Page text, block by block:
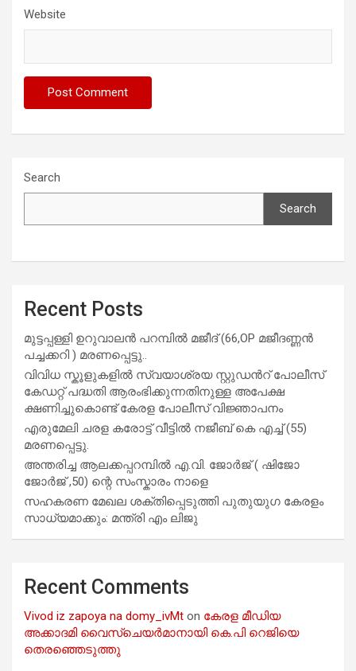
Website
Search
Search
Recent Posts
മുട്ടപ്പള്ളി ഉറുവാലൻ പറമ്പിൽ മജീദ് (66,OP മജീദണ്ണൻ
പച്ചക്കറി ) മരണപ്പെട്ടു..
വിവിധ സ്കൂളുകളില്‍ സ്വയാശ്രയ സ്റ്റുഡന്‍റ് പോലീസ്
കേഡറ്റ് പദ്ധതി ആരംഭിക്കുന്നതിനുള്ള അപേക്ഷ
ക്ഷണിച്ചുകൊണ്ട് കേരള പോലീസ് വിജ്ഞാപനം
എരുമേലി ചരള കരോട്ട് വീട്ടിൽ നജീബ് കെ എച്ച് (55)
മരണപ്പെട്ടു.
അന്തരിച്ച ആ​ല​ക്ക​പ്പ​റമ്പിൽ​ എ.​വി. ജോ​ർ​ജ് ( ഷിജോ
ജോർജ് ,50) ന്റെ സംസ്കാരം നാളെ
സഹകരണ മേഖല ശക്തിപ്പെടുത്തി പുതുയുഗ കേരളം
സാധ്യമാക്കും: മന്ത്രി എം ലിജു
Recent Comments
Vivod iz zapoya na domy_ivMt on കേരള മീഡിയ
അക്കാദമി വൈസ്ചെയർമാനായി കെ.പി റെജിയെ
തെരഞ്ഞെടുത്തു